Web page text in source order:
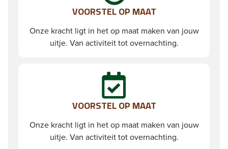
VOORSTEL OP MAAT
Onze kracht ligt in het op maat maken van jouw
uitje. Van activiteit tot overnachting.
VOORSTEL OP MAAT
Onze kracht ligt in het op maat maken van jouw
uitje. Van activiteit tot overnachting.